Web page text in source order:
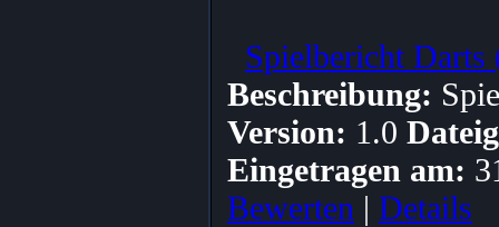
Spielbericht Darts
Beschreibung:
Version: 1.0
Eingetragen am:
Bewerten | Details